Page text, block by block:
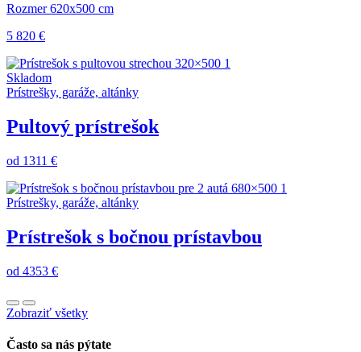
Rozmer 620x500 cm
5 820 €
Skladom
Prístrešky, garáže, altánky
Pultový prístrešok
od 1311 €
Prístrešky, garáže, altánky
Prístrešok s bočnou prístavbou
od 4353 €
Zobraziť všetky
Často sa nás pýtate